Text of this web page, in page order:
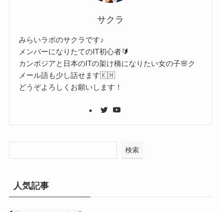
サクラ
みらいラボのサクラです♪
メンバーになりたてのIT初心者🔰
カンボジアと日本のITの架け橋になりたい女の子🌸ク
メール語も少し話せます🇰🇭
どうぞよろしくお願いします！
検索
人気記事